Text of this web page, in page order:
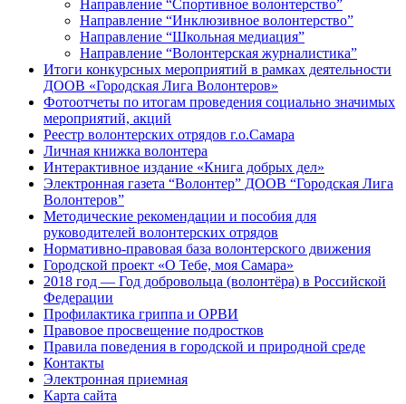
Направление “Спортивное волонтерство”
Направление “Инклюзивное волонтерство”
Направление “Школьная медиация”
Направление “Волонтерская журналистика”
Итоги конкурсных мероприятий в рамках деятельности
ДООВ «Городская Лига Волонтеров»
Фотоотчеты по итогам проведения социально значимых
мероприятий, акций
Реестр волонтерских отрядов г.о.Самара
Личная книжка волонтера
Интерактивное издание «Книга добрых дел»
Электронная газета “Волонтер” ДООВ “Городская Лига
Волонтеров”
Методические рекомендации и пособия для
руководителей волонтерских отрядов
Нормативно-правовая база волонтерского движения
Городской проект «О Тебе, моя Самара»
2018 год — Год добровольца (волонтёра) в Российской
Федерации
Профилактика гриппа и ОРВИ
Правовое просвещение подростков
Правила поведения в городской и природной среде
Контакты
Электронная приемная
Карта сайта